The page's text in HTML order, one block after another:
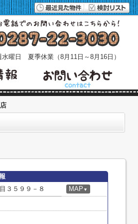
水曜日 夏季休業（8月11日～8月16日）
３５９９－８ MAP ▼